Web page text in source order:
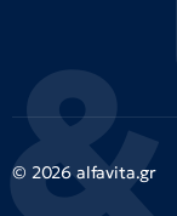
© 2026 alfavita.gr